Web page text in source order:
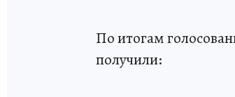
По итогам
получили: